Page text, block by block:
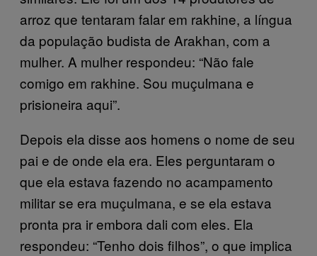
arroz que tentaram falar em rakhine, a língua
da população budista de Arakhan, com a
mulher. A mulher respondeu: “Não fale
comigo em rakhine. Sou muçulmana e
prisioneira aqui”.
Depois ela disse aos homens o nome de seu
pai e de onde ela era. Eles perguntaram o
que ela estava fazendo no acampamento
militar se era muçulmana, e se ela estava
pronta pra ir embora dali com eles. Ela
respondeu: “Tenho dois filhos”, o que implica